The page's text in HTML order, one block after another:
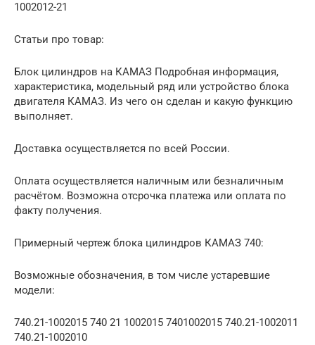
1002012-21
Статьи про товар:
Блок цилиндров на КАМАЗ Подробная информация,
характеристика, модельный ряд или устройство блока
двигателя КАМАЗ. Из чего он сделан и какую функцию
выполняет.
Доставка осуществляется по всей России.
Оплата осуществляется наличным или безналичным
расчётом. Возможна отсрочка платежа или оплата по
факту получения.
Примерный чертеж блока цилиндров КАМАЗ 740:
Возможные обозначения, в том числе устаревшие
модели:
740.21-1002015 740 21 1002015 7401002015 740.21-1002011
740.21-1002010